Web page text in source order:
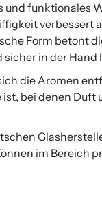
und funktionales
verbessert
Form betont
sicher in der Hand
die Aromen
bei denen Duft
im Bereich